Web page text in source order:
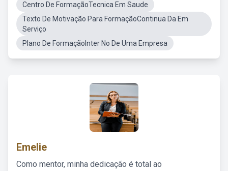
Centro De FormaçãoTecnica Em Saude
Texto De Motivação Para FormaçãoContinua Da Em
Serviço
Plano De FormaçãoInter No De Uma Empresa
Emelie
Como mentor, minha dedicação é total ao